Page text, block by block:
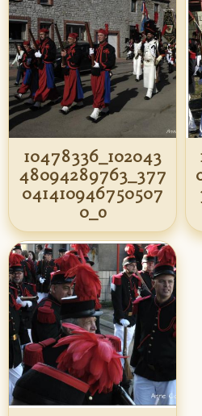
10478336_102043
48094289763_377
041410946750507
0_o